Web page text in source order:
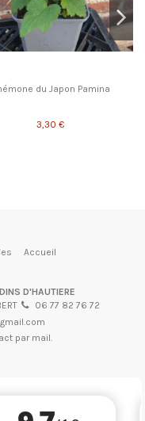
du Japon Pamina
3,30 €
Accueil
D'HAUTIERE
06 77 82 76 72
par mail.